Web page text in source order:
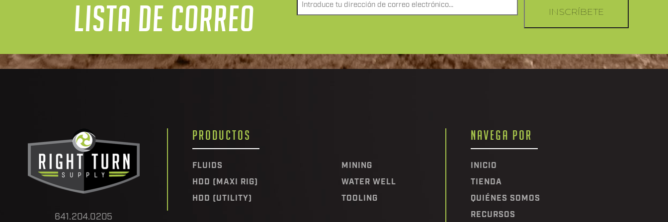
LISTA DE CORREO
un
INSCRÍBETE
641.204.0205
PRODUCTOS
FLUIDS
HDD (MAXI RIG)
HDD (UTILITY)
MINING
WATER WELL
TOOLING
NAVEGA POR
INICIO
TIENDA
QUIÉNES SOMOS
RECURSOS